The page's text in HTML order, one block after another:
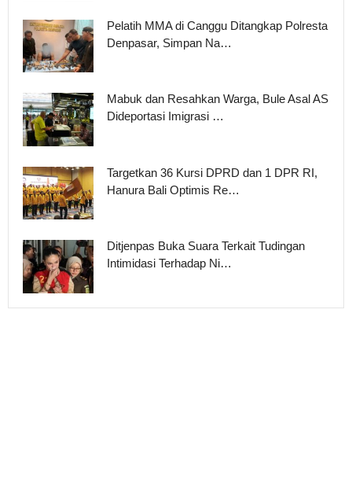
Pelatih MMA di Canggu Ditangkap Polresta
Denpasar, Simpan Na…
Mabuk dan Resahkan Warga, Bule Asal AS
Dideportasi Imigrasi …
Targetkan 36 Kursi DPRD dan 1 DPR RI,
Hanura Bali Optimis Re…
Ditjenpas Buka Suara Terkait Tudingan
Intimidasi Terhadap Ni…